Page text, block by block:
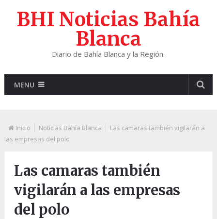
BHI Noticias Bahía
Blanca
Diario de Bahía Blanca y la Región.
MENU
Inicio Noticias Bahía Blanca
Las camaras también vigilarán a
las empresas del polo
Las camaras también
vigilarán a las empresas
del polo